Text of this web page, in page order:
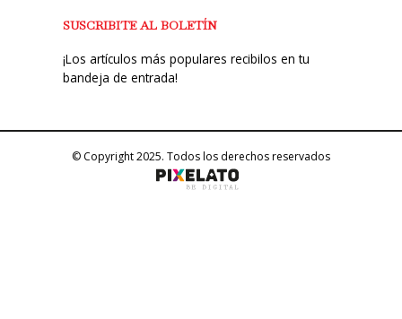
SUSCRIBITE AL BOLETÍN
¡Los artículos más populares recibilos en tu
bandeja de entrada!
© Copyright 2025. Todos los derechos reservados